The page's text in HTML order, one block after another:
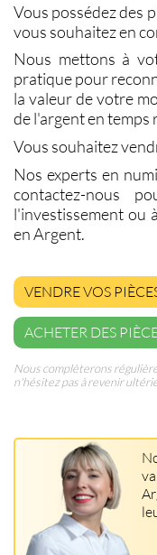
Vous possédez des
vous souhaitez en
Nous mettons à
pratique pour
la valeur de votre
de l'argenten temps
Vous souhaitez
Nos experts en
contactez-nous
l'investissement ou
en Argent.
VENDRE VOS
ACHETER DES
Nous complèterons
n'hésitez pas à revenir